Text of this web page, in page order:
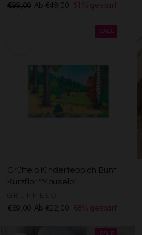
€99,00 Ab €49,00 51% gespart
Grüffelo Kinderteppich Bunt
Kurzflor "Mouselo"
€69,00 Ab €22,00 68% gespart